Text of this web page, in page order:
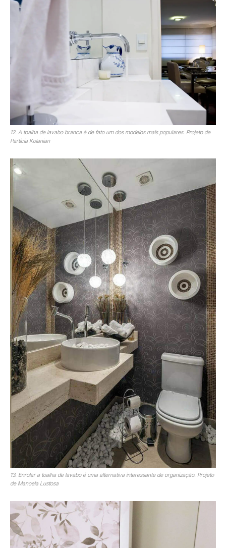
12. A toalha de lavabo branca é de fato um dos modelos mais populares. Projeto de
Partícia Kolanian
13. Enrolar a toalha de lavabo é uma alternativa interessante de organização. Projeto
de Manoela Lustosa